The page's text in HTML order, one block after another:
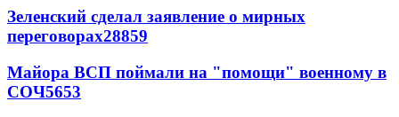
Зеленский сделал заявление о мирных
переговорах28859
Майора ВСП поймали на "помощи" военному в
СОЧ5653